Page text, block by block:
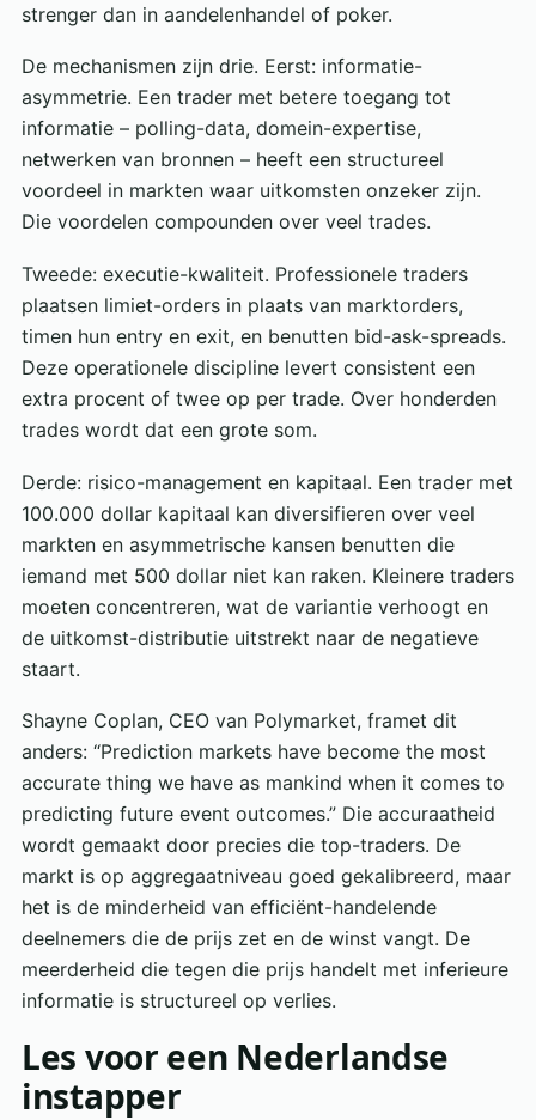
strenger dan in aandelenhandel of poker.
De mechanismen zijn drie. Eerst: informatie-
asymmetrie. Een trader met betere toegang tot
informatie – polling-data, domein-expertise,
netwerken van bronnen – heeft een structureel
voordeel in markten waar uitkomsten onzeker zijn.
Die voordelen compounden over veel trades.
Tweede: executie-kwaliteit. Professionele traders
plaatsen limiet-orders in plaats van marktorders,
timen hun entry en exit, en benutten bid-ask-spreads.
Deze operationele discipline levert consistent een
extra procent of twee op per trade. Over honderden
trades wordt dat een grote som.
Derde: risico-management en kapitaal. Een trader met
100.000 dollar kapitaal kan diversifieren over veel
markten en asymmetrische kansen benutten die
iemand met 500 dollar niet kan raken. Kleinere traders
moeten concentreren, wat de variantie verhoogt en
de uitkomst-distributie uitstrekt naar de negatieve
staart.
Shayne Coplan, CEO van Polymarket, framet dit
anders: “Prediction markets have become the most
accurate thing we have as mankind when it comes to
predicting future event outcomes.” Die accuraatheid
wordt gemaakt door precies die top-traders. De
markt is op aggregaatniveau goed gekalibreerd, maar
het is de minderheid van efficiënt-handelende
deelnemers die de prijs zet en de winst vangt. De
meerderheid die tegen die prijs handelt met inferieure
informatie is structureel op verlies.
Les voor een Nederlandse
instapper